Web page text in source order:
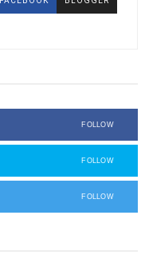
FOLLOW
FOLLOW
FOLLOW